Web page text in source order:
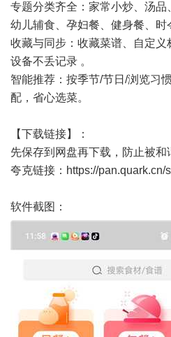
专题分类齐全：家常小炒、汤
幼儿辅食、孕妇餐、健身餐、时
收藏与同步：收藏菜谱、自定
设备不丢记录 。
智能推荐：按季节/节日/浏览习
配，省心选菜。
【下载链接】：
先保存到网盘再下载，防止被和
夸克链接： https://pan.quark.cn/
软件截图：